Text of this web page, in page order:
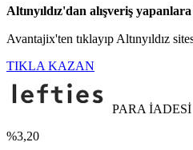
Altınyıldız'dan alışveriş
Avantajix'ten tıklayıp Altınyıldız
TIKLA KAZAN
PARA İADESİ
%3,20